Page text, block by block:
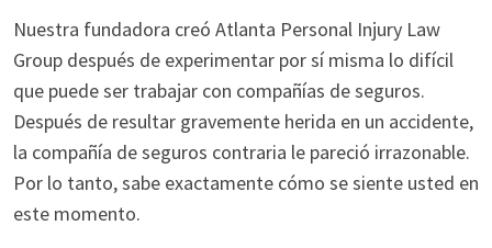
Nuestra fundadora creó Atlanta Personal Injury Law
Group después de experimentar por sí misma lo difícil
que puede ser trabajar con compañías de seguros.
Después de resultar gravemente herida en un accidente,
la compañía de seguros contraria le pareció irrazonable.
Por lo tanto, sabe exactamente cómo se siente usted en
este momento.